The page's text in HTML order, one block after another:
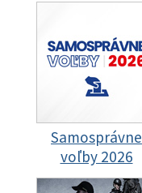
Samosprávne
voľby 2026